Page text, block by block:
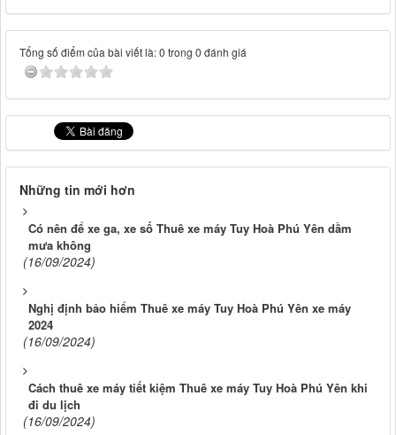
Tổng số điểm của bài viết là: 0 trong 0 đánh giá
Những tin mới hơn
Có nên để xe ga, xe số Thuê xe máy Tuy Hoà Phú Yên dầm
mưa không
(16/09/2024)
Nghị định bảo hiểm Thuê xe máy Tuy Hoà Phú Yên xe máy
2024
(16/09/2024)
Cách thuê xe máy tiết kiệm Thuê xe máy Tuy Hoà Phú Yên khi
đi du lịch
(16/09/2024)